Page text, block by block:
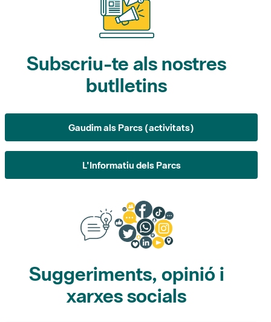
Subscriu-te als nostres
butlletins
Gaudim als Parcs (activitats)
L'Informatiu dels Parcs
Suggeriments, opinió i
xarxes socials
Suggeriments